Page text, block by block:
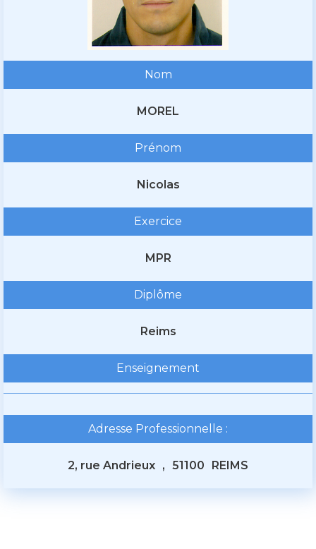
Nom
MOREL
Prénom
Nicolas
Exercice
MPR
Diplôme
Reims
Enseignement
Adresse Professionnelle :
2, rue Andrieux , 51100 REIMS